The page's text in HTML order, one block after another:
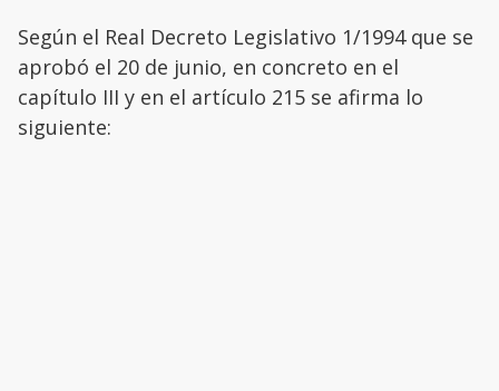
Según el Real Decreto Legislativo 1/1994 que se
aprobó el 20 de junio, en concreto en el
capítulo III y en el artículo 215 se afirma lo
siguiente: